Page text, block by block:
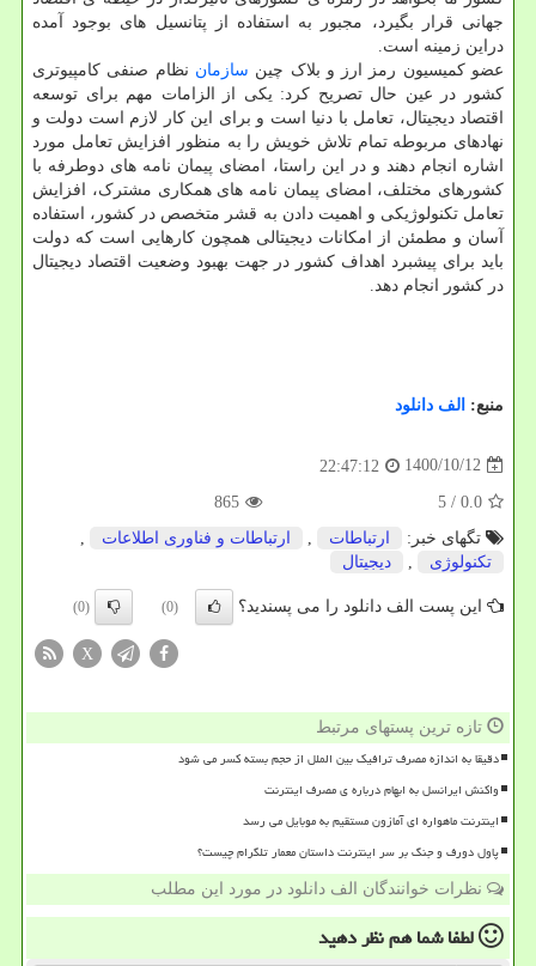
جهانی قرار بگیرد، مجبور به استفاده از پتانسیل های بوجود آمده
دراین زمینه است.
عضو کمیسیون رمز ارز و بلاک چین سازمان نظام صنفی کامپیوتری
کشور در عین حال تصریح کرد: یکی از الزامات مهم برای توسعه
اقتصاد دیجیتال، تعامل با دنیا است و برای این کار لازم است دولت و
نهادهای مربوطه تمام تلاش خویش را به منظور افزایش تعامل مورد
اشاره انجام دهند و در این راستا، امضای پیمان نامه های دوطرفه با
کشورهای مختلف، امضای پیمان نامه های همکاری مشترک، افزایش
تعامل تکنولوژیکی و اهمیت دادن به قشر متخصص در کشور، استفاده
آسان و مطمئن از امکانات دیجیتالی همچون کارهایی است که دولت
باید برای پیشبرد اهداف کشور در جهت بهبود وضعیت اقتصاد دیجیتال
در کشور انجام دهد.
منبع: الف دانلود
1400/10/12
22:47:12
0.0
/ 5
865
تگهای خبر:
ارتباطات ارتباطات و فناوری اطلاعات
تكنولوژی
دیجیتال
این پست الف دانلود را می پسندید؟ (0)
(0)
X
تازه ترین پستهای مرتبط
دقیقا به اندازه مصرف ترافیک بین الملل از حجم بسته کسر می شود
واکنش ایرانسل به ابهام درباره ی مصرف اینترنت
اینترنت ماهواره ای آمازون مستقیم به موبایل می رسد
پاول دورف و جنگ بر سر اینترنت داستان معمار تلگرام چیست؟
نظرات خوانندگان الف دانلود در مورد این مطلب
لطفا شما همنظر دهید